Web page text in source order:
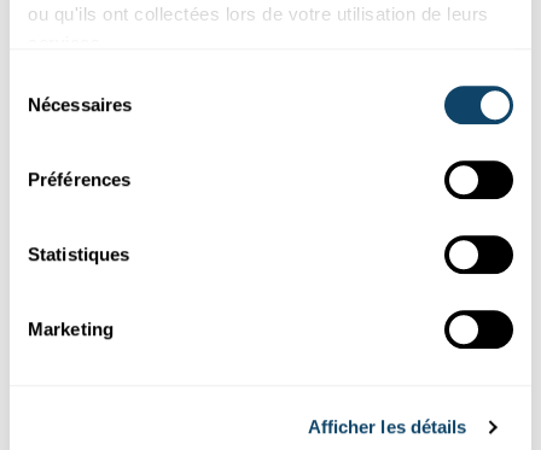
ou qu'ils ont collectées lors de votre utilisation de leurs
Nécessaires
Préférences
Statistiques
Marketing
Afficher les détails
LICHT AM ENDE DES TUNNELS?
CoV-2
wichtige Rolle spielen. Wie weit ist die Forschung daran? Wann
wird es zugelassene Impfstoffe geben? Und wer wird ihn zuerst
FNR